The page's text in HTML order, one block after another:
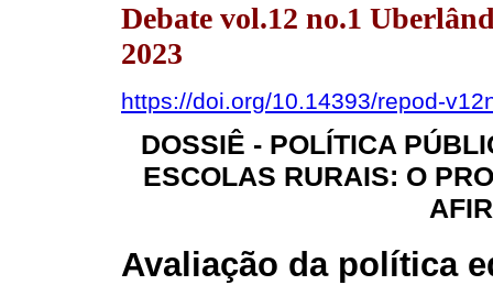
Debate vol.12 no.1
2023
https://doi.org/10.14393/repod-
DOSSIÊ - POLÍTICA
ESCOLAS RURAIS: O
Avaliação da política